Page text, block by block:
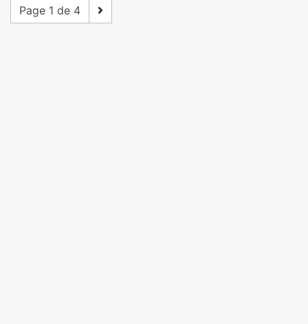
Page 1 de 4